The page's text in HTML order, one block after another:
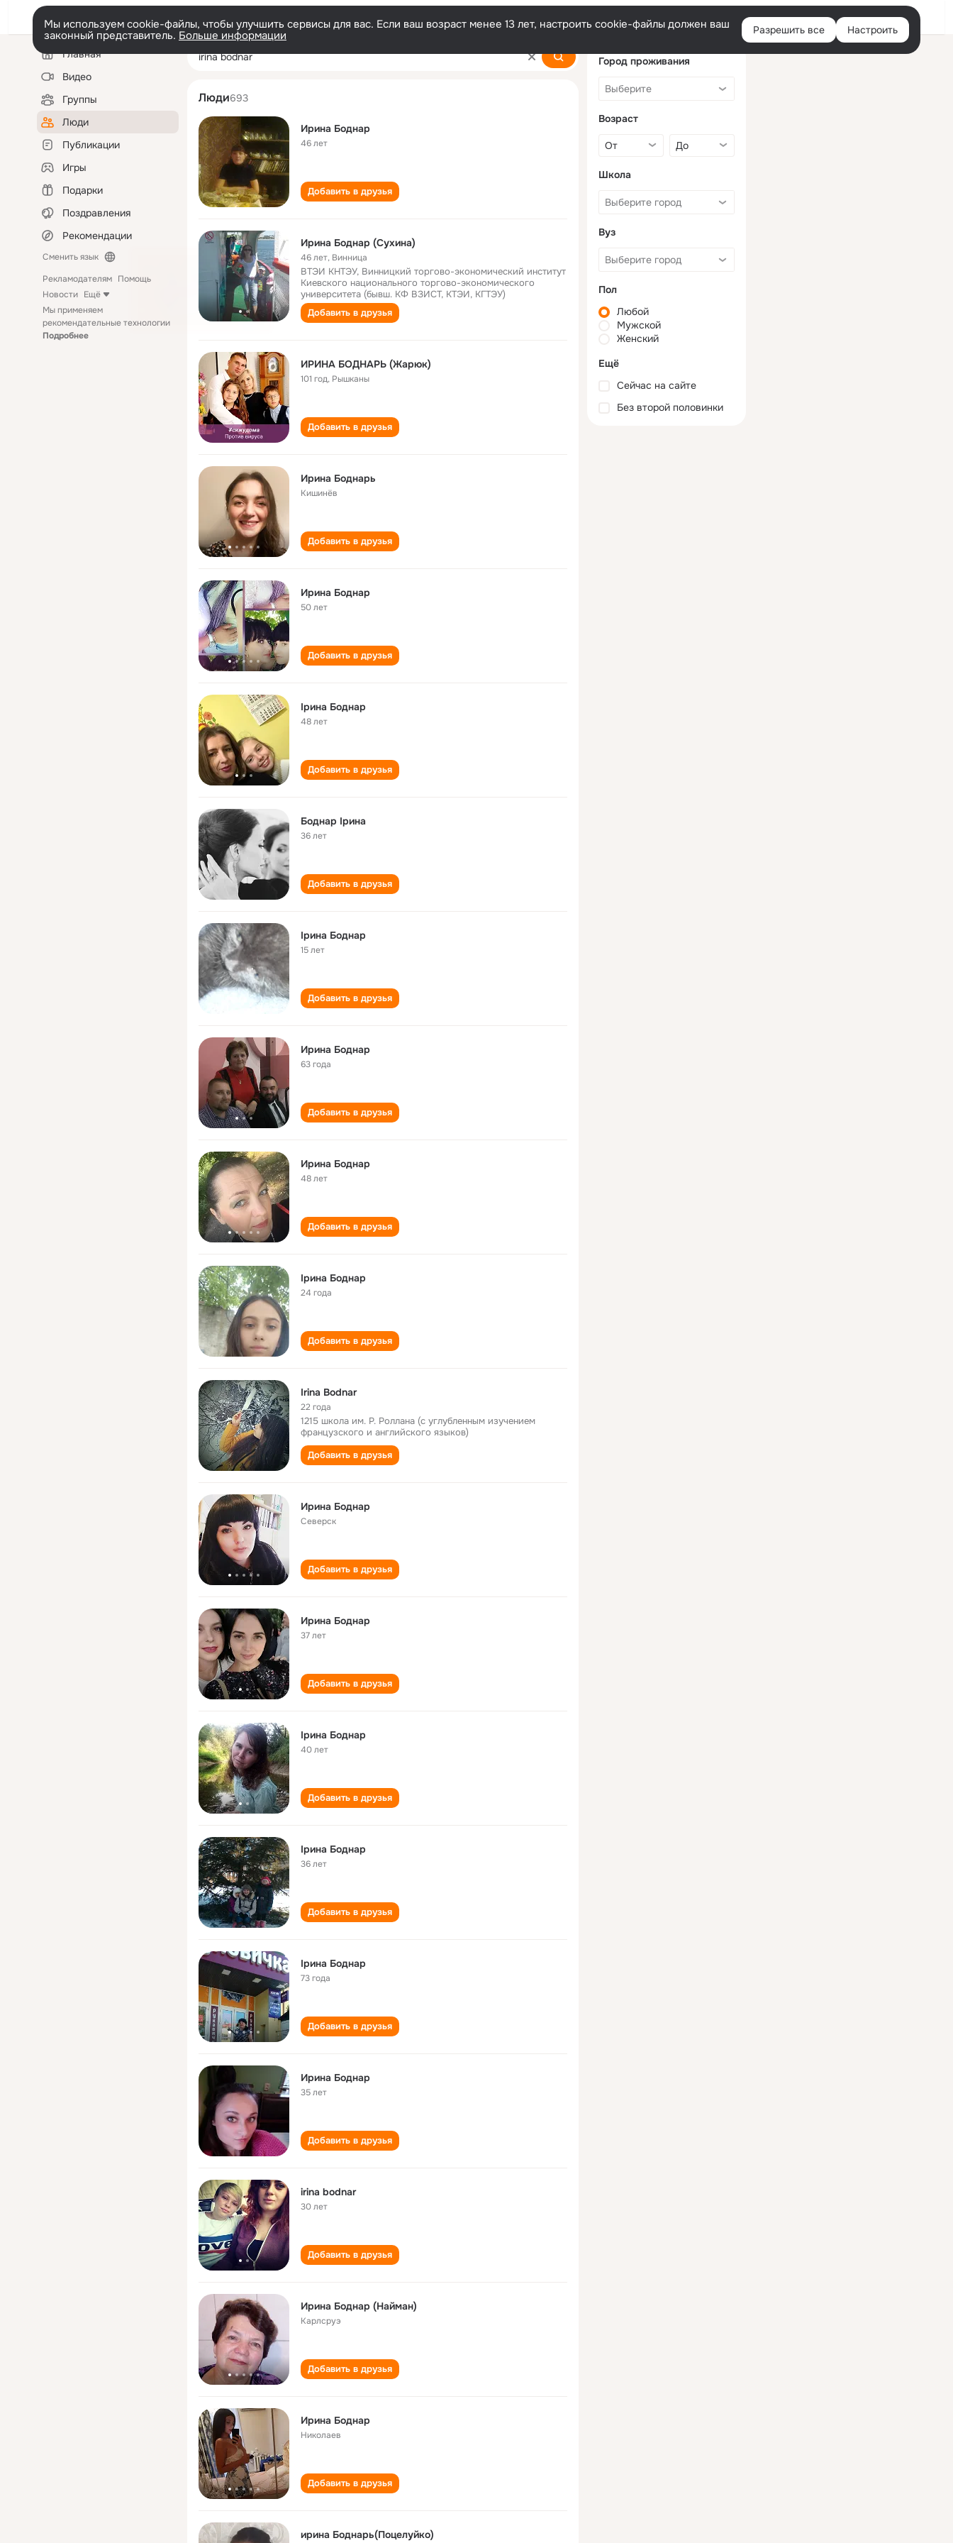
Войти
Мы используем cookie-файлы, чтобы улучшить сервисы для вас. Если ваш возраст менее 13 лет, настроить cookie-файлы должен ваш
законный представитель. Больше информации Разрешить все Настроить
Левая
колонкаГлавная
Видео
Группы
Люди
Публикации
Игры
Подарки
Поздравления
Рекомендации
Сменить язык
Рекламодателям Помощь
Новости Ещё
Мы применяем
рекомендательные технологии
Подробнее
іrina bodnar
Люди693
Ирина Боднар
46 лет
Добавить в друзья
Ирина Боднар (Сухина)
46 лет, Винница
ВТЭИ КНТЭУ, Винницкий торгово-экономический институт
Киевского национального торгово-экономического
университета (бывш. КФ ВЗИСТ, КТЭИ, КГТЭУ)
Добавить в друзья
ИРИНА БОДНАРЬ (Жарюк)
101 год, Рышканы
Добавить в друзья
Ирина Боднарь
Кишинёв
Добавить в друзья
Ирина Боднар
50 лет
Добавить в друзья
Ірина Боднар
48 лет
Добавить в друзья
Боднар Ірина
36 лет
Добавить в друзья
Ірина Боднар
15 лет
Добавить в друзья
Ирина Боднар
63 года
Добавить в друзья
Ирина Боднар
48 лет
Добавить в друзья
Ірина Боднар
24 года
Добавить в друзья
Irina Bodnar
22 года
1215 школа им. Р. Роллана (с углубленным изучением
французского и английского языков)
Добавить в друзья
Ирина Боднар
Северск
Добавить в друзья
Ирина Боднар
37 лет
Добавить в друзья
Ірина Боднар
40 лет
Добавить в друзья
Ірина Боднар
36 лет
Добавить в друзья
Ірина Боднар
73 года
Добавить в друзья
Ирина Боднар
35 лет
Добавить в друзья
irina bodnar
30 лет
Добавить в друзья
Ирина Боднар (Найман)
Карлсруэ
Добавить в друзья
Ирина Боднар
Николаев
Добавить в друзья
ирина Боднарь(Поцелуйко)
Город проживания
Возраст
Школа
Вуз
Пол
Любой
Мужской
Женский
Ещё
Сейчас на сайте
Без второй половинки